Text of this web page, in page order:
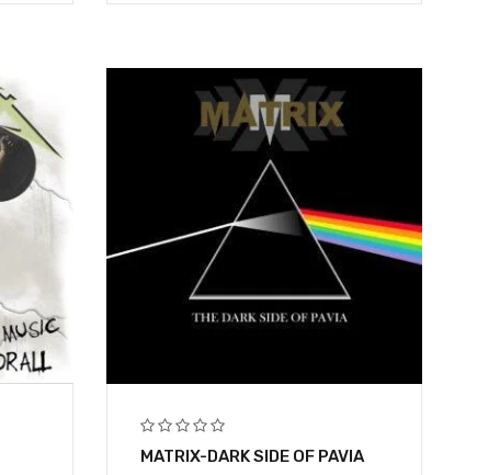
MATRIX-DARK SIDE OF PAVIA